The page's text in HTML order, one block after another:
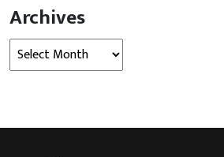
Archives
Archives